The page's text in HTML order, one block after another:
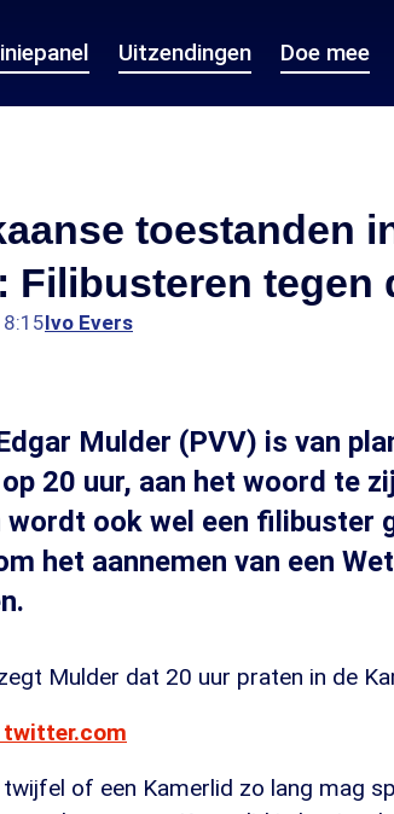
Uitzendingen Doe mee
toestanden
Filibusteren tegen
Ivo Evers
Mulder (PVV) is van
20 uur, aan het woord te
wordt ook wel een filibuster
het aannemen van een
Mulder dat 20 uur praten in de
twitter.com
twijfel of een Kamerlid zo lang mag